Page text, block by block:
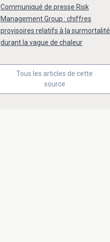
Communiqué de presse Risk
Management Group : chiffres
provisoires relatifs à la surmortalité
durant la vague de chaleur
Tous les articles de cette
source